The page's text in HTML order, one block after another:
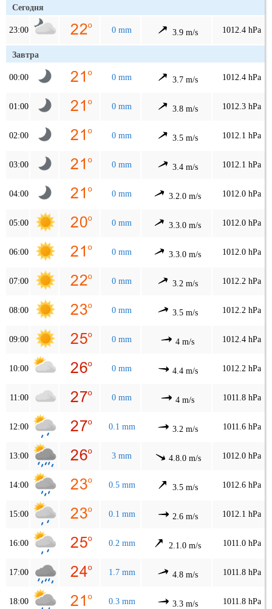
Сегодня
23:00 0 mm 3.9 m/s 1012.4 hPa
Завтра
00:00 0 mm 3.7 m/s 1012.4 hPa
01:00 0 mm 3.8 m/s 1012.3 hPa
02:00 0 mm 3.5 m/s 1012.1 hPa
03:00 0 mm 3.4 m/s 1012.1 hPa
04:00 0 mm 3.2.0 m/s 1012.0 hPa
05:00 0 mm 3.3.0 m/s 1012.0 hPa
06:00 0 mm 3.3.0 m/s 1012.0 hPa
07:00 0 mm 3.2 m/s 1012.2 hPa
08:00 0 mm 3.5 m/s 1012.2 hPa
09:00 0 mm 4 m/s 1012.4 hPa
10:00 0 mm 4.4 m/s 1012.2 hPa
11:00 0 mm 4 m/s 1011.8 hPa
12:00 0.1 mm 3.2 m/s 1011.6 hPa
13:00 3 mm 4.8.0 m/s 1012.0 hPa
14:00 0.5 mm 3.5 m/s 1012.6 hPa
15:00 0.1 mm 2.6 m/s 1012.1 hPa
16:00 0.2 mm 2.1.0 m/s 1011.0 hPa
17:00 1.7 mm 4.8 m/s 1011.8 hPa
18:00 0.3 mm 3.3 m/s 1011.8 hPa